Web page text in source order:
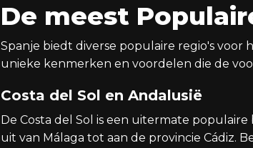
De meest
Spanje biedt diverse populaire regio's
unieke kenmerken en voordelen die de
Costa del Sol en Andalusië
De Costa del Sol is een uitermate
uit van Málaga tot aan de provincie Cádiz.